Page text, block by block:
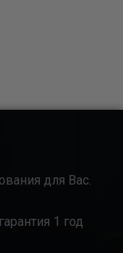
для Вас.
1 год